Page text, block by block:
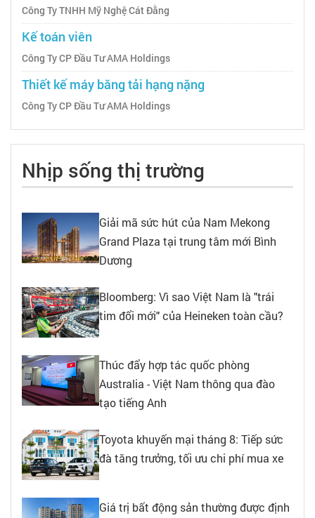
Công Ty TNHH Mỹ Nghệ Cát Đằng
Kế toán viên
Công Ty CP Đầu Tư AMA Holdings
Thiết kế máy băng tải hạng nặng
Công Ty CP Đầu Tư AMA Holdings
Nhịp sống thị trường
Giải mã sức hút của Nam Mekong
Grand Plaza tại trung tâm mới Bình
Dương
Bloomberg: Vì sao Việt Nam là "trái
tim đổi mới" của Heineken toàn cầu?
Thúc đẩy hợp tác quốc phòng
Australia - Việt Nam thông qua đào
tạo tiếng Anh
Toyota khuyến mại tháng 8: Tiếp sức
đà tăng trưởng, tối ưu chi phí mua xe
Giá trị bất động sản thường được định